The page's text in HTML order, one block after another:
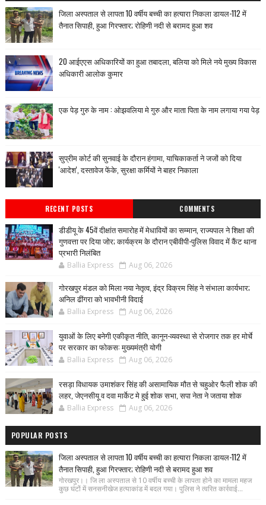
जिला अस्पताल से लापता 10 वर्षीय बच्ची का हत्यारा निकला डायल-112 में
तैनात सिपाही, हुआ गिरफ्तार; रोहिणी नदी से बरामद हुआ शव
20 आईएएस अधिकारियों का हुआ तबादला, बलिया को मिले नये मुख्य विकास
अधिकारी आलोक कुमार
एक पेड़ गुरु के नाम : ओझवलिया मे गुरु और माता पिता के नाम लगाया गया पेड़
सुप्रीम कोर्ट की सुनवाई के दौरान हंगामा, याचिकाकर्ता ने जजों को दिया
'आदेश', दस्तावेज फेंके, सुरक्षा कर्मियों ने बाहर निकाला
RECENT POSTS COMMENTS
डीडीयू के 45वें दीक्षांत समारोह में मेधावियों का सम्मान, राज्यपाल ने शिक्षा की
गुणवत्ता पर दिया जोर; कार्यक्रम के दौरान एबीवीपी-पुलिस विवाद में कैंट थाना
प्रभारी निलंबित
Ballia Express Aug 06, 2026
गोरखपुर मंडल को मिला नया नेतृत्व, इंद्र विक्रम सिंह ने संभाला कार्यभार;
अनिल ढींगरा को भावभीनी विदाई
Ballia Express Aug 06, 2026
युवाओं के लिए बनेगी एकीकृत नीति, कानून-व्यवस्था से रोजगार तक हर मोर्चे
पर सरकार का फोकस: मुख्यमंत्री योगी
Ballia Express Aug 06, 2026
रसड़ा विधायक उमाशंकर सिंह की असामायिक मौत से चहुओर फैली शोक की
लहर, जेएनसीयू व दवा मार्केट मे हुई शोक सभा, सपा नेता ने जताया शोक
Ballia Express Aug 06, 2026
POPULAR POSTS
जिला अस्पताल से लापता 10 वर्षीय बच्ची का हत्यारा निकला डायल-112 में
तैनात सिपाही, हुआ गिरफ्तार; रोहिणी नदी से बरामद हुआ शव
गोरखपुर।। जि ला अस्पताल से 10 वर्षीय बच्ची के लापता होने का मामला महज
कुछ घंटों में सनसनीखेज हत्याकांड में बदल गया। पुलिस ने त्वरित कार्रवाई...